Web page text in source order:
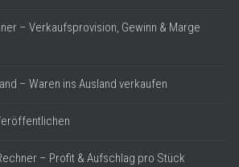
– Verkaufsprovision, Gewinn & Marge
– Waren ins Ausland verkaufen
– Profit & Aufschlag pro Stück